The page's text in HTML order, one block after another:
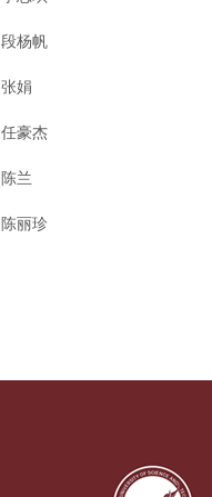
段杨帆
张娟
任豪杰
陈兰
陈丽珍